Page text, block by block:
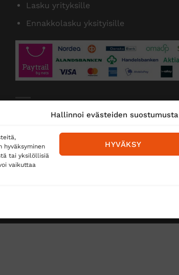
Hallinnoi evästeiden suostumusta
tai yksilöllisiä
vaikuttaa
HYVÄKSY
Lasku yrityksille
Ennakkolasku yksityisille
Toimitustavat
Matkahuolto
Postnord